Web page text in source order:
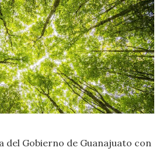
del Gobierno de Guanajuato con